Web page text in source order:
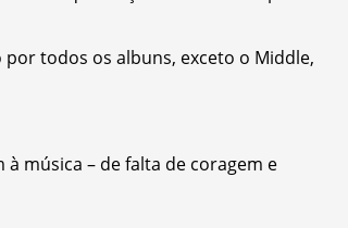
todos os albuns, exceto o Middle,
música – de falta de coragem e